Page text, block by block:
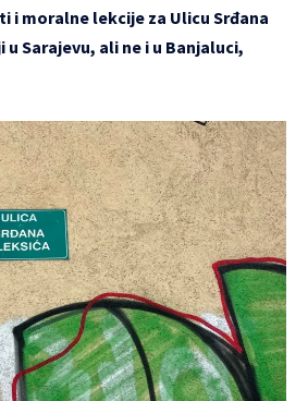
i moralne lekcije za Ulicu Srđana
Sarajevu, ali ne i u Banjaluci,